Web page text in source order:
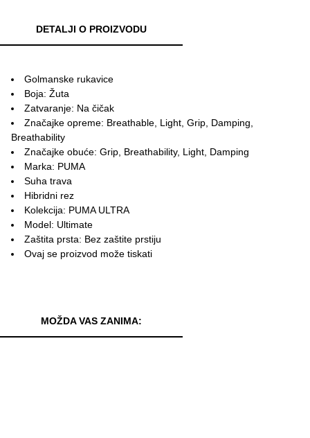
DETALJI O PROIZVODU
Golmanske rukavice
Boja: Žuta
Zatvaranje: Na čičak
Značajke opreme: Breathable, Light, Grip, Damping,
Breathability
Značajke obuće: Grip, Breathability, Light, Damping
Marka: PUMA
Suha trava
Hibridni rez
Kolekcija: PUMA ULTRA
Model: Ultimate
Zaštita prsta: Bez zaštite prstiju
Ovaj se proizvod može tiskati
MOŽDA VAS ZANIMA: